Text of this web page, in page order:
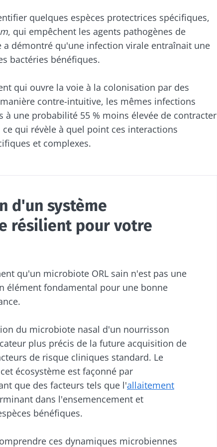
quelques espèces protectrices spécifiques,
, qui empêchent les agents pathogènes de
a démontré qu'une infection virale entraînait une
bactéries bénéfiques.
qui ouvre la voie à la colonisation par des
contre-intuitive, les mêmes infections
à une probabilité 55 % moins élevée de contracter
ce qui révèle à quel point ces interactions
et complexes.
d'un système
résilient pour votre
qu'un microbiote ORL sain n'est pas une
élément fondamental pour une bonne
du microbiote nasal d'un nourrisson
plus précis de la future acquisition de
de risque cliniques standard. Le
écosystème est façonné par
que des facteurs tels que l'allaitement
dans l'ensemencement et
bénéfiques.
ces dynamiques microbiennes